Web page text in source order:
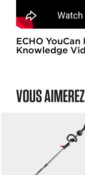
ECHO
Knowledge
VOUS